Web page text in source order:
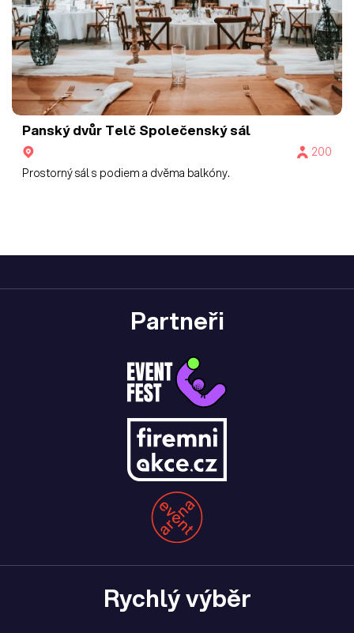
Panský dvůr Telč Společenský sál
200
Prostorný sál s podiem a dvěma balkóny.
Partneři
Rychlý výběr